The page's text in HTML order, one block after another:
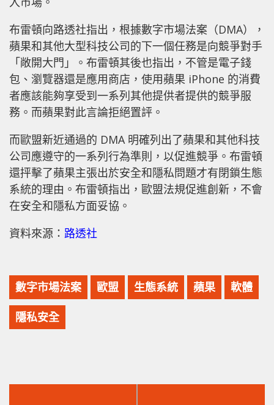
布雷頓向路透社指出，根據數字市場法案（DMA），
蘋果和其他大型科技公司的下一個任務是向競爭對手
「敞開大門」。布雷頓其後也指出，不管是電子錢
包、瀏覽器還是應用商店，使用蘋果 iPhone 的消費
者應該能夠享受到一系列其他提供者提供的競爭服
務。而蘋果對此言論拒絕置評。
而歐盟新近通過的 DMA 明確列出了蘋果和其他科技
公司應遵守的一系列行為準則，以促進競爭。布雷頓
還抨擊了蘋果主張出於安全和隱私問題才有閉鎖生態
系統的理由。布雷頓指出，歐盟法規促進創新，不會
在安全和隱私方面妥協。
資料來源： 路透社
數字市場法案 歐盟 生態系統 蘋果 軟體
隱私安全